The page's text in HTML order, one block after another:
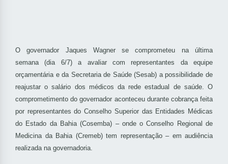
O governador Jaques Wagner se comprometeu na última
semana (dia 6/7) a avaliar com representantes da equipe
orçamentária e da Secretaria de Saúde (Sesab) a possibilidade de
reajustar o salário dos médicos da rede estadual de saúde. O
comprometimento do governador aconteceu durante cobrança feita
por representantes do Conselho Superior das Entidades Médicas
do Estado da Bahia (Cosemba) – onde o Conselho Regional de
Medicina da Bahia (Cremeb) tem representação – em audiência
realizada na governadoria.